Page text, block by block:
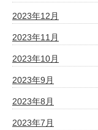
2023年12月
2023年11月
2023年10月
2023年9月
2023年8月
2023年7月